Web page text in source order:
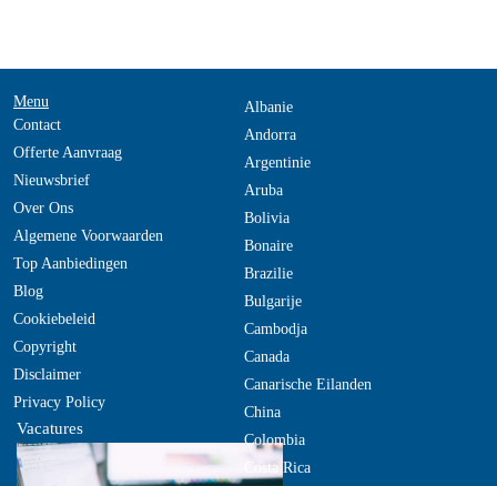
Menu
Contact
Offerte Aanvraag
Nieuwsbrief
Over Ons
Algemene Voorwaarden
Top Aanbiedingen
Blog
Cookiebeleid
Copyright
Disclaimer
Privacy Policy
Vacatures
Albanie
Andorra
Argentinie
Aruba
Bolivia
Bonaire
Brazilie
Bulgarije
Cambodja
Canada
Canarische Eilanden
China
Colombia
Costa Rica